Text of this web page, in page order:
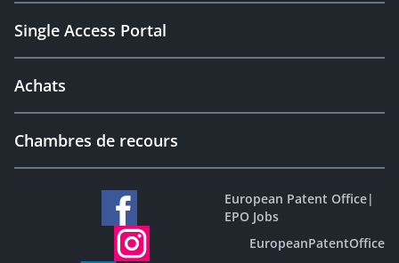
Single Access Portal
Achats
Chambres de recours
European Patent Office|
EPO Jobs
EuropeanPatentOffice